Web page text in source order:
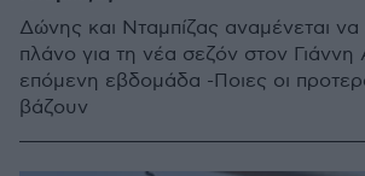
Δώνης και Νταμπίζας αναμένεται
πλάνο για τη νέα σεζόν στον
επόμενη εβδομάδα -Ποιες οι
βάζουν